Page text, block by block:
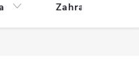
Zahrada